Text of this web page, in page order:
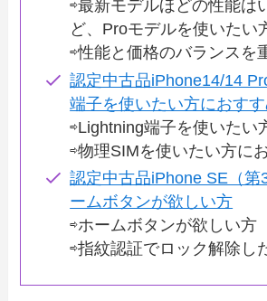
⇨最新モデルほどの性能は
ど、Proモデルを使いたい
⇨性能と価格のバランスを
認定中古品iPhone14/14
端子を使いたい方におす
⇨Lightning端子を使いたい
⇨物理SIMを使いたい方に
認定中古品iPhone SE（第
ームボタンが欲しい方
⇨ホームボタンが欲しい方
⇨指紋認証でロック解除し